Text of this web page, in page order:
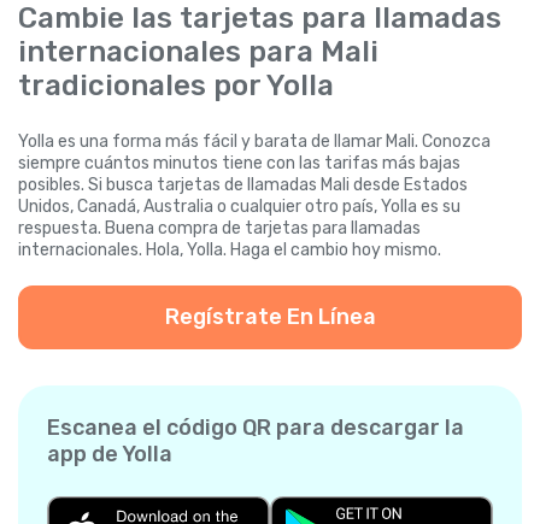
Cambie las tarjetas para llamadas
internacionales para Mali
tradicionales por Yolla
Yolla es una forma más fácil y barata de llamar Mali. Conozca
siempre cuántos minutos tiene con las tarifas más bajas
posibles. Si busca tarjetas de llamadas Mali desde Estados
Unidos, Canadá, Australia o cualquier otro país, Yolla es su
respuesta. Buena compra de tarjetas para llamadas
internacionales. Hola, Yolla. Haga el cambio hoy mismo.
Regístrate En Línea
Escanea el código QR para descargar la
app de Yolla